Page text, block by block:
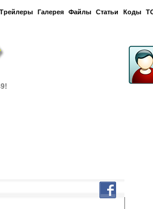
Трейлеры Галерея Файлы Статьи Коды